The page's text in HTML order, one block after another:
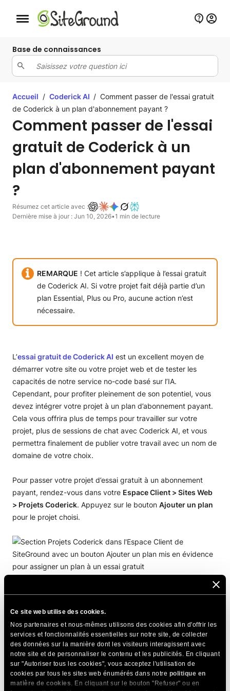
Ce site web utilise des cookies.
Nos partenaires et nous-mêmes utilisons des cookies afin d'offrir les
services et fonctionnalités essentielles sur notre site, de collecter
des données sur la manière dont les visiteurs interagissent avec
notre site et de personnaliser le contenu et les publicités. En cliquant
sur "Autoriser tous les cookies", vous acceptez l'utilisation de
cookies par tous les sites web énumérés dans notre politique en
matière de cookies. En cliquant sur le bouton "Refuser" ou en
Bouton de navigation mobile
Base de connaissances
Accueil / Coderick AI / Comment passer de l'essai gratuit
de Coderick à un plan d'abonnement payant ?
Comment passer de l'essai
gratuit de Coderick à un
plan d'abonnement payant
?
Résumez cet article avec :
Dernière mise à jour : Jun 10, 2026•1 min de lecture
REMARQUE ! Cet article s’applique à l’essai gratuit
de Coderick AI. Si votre projet fait déjà partie d’un
plan Essential, Plus ou Pro, aucune action n’est
nécessaire.
L’essai gratuit de Coderick AI est un excellent moyen de
démarrer votre site ou votre projet web et de tester les
capacités de notre service no-code basé sur l’IA.
Cependant, pour profiter pleinement de son potentiel, vous
devez intégrer votre projet à un plan d’abonnement payant.
Cela vous offrira plus de temps pour travailler sur votre
projet, plus de sessions de chat avec Coderick AI, et vous
permettra finalement de publier votre travail avec un nom de
domaine de votre choix.
Pour passer votre projet d’essai gratuit à un abonnement
payant, rendez-vous dans votre Espace Client > Sites Web
> Projets Coderick. Appuyez sur le bouton Ajouter un plan
pour le projet choisi.
Plus,etPro. Cliquez sur le bouton
correspondant au plan choisi pour finaliser la configuration.